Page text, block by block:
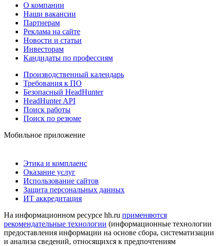
О компании
Наши вакансии
Партнерам
Реклама на сайте
Новости и статьи
Инвесторам
Кандидаты по профессиям
Производственный календарь
Требования к ПО
Безопасный HeadHunter
HeadHunter API
Поиск работы
Поиск по резюме
Мобильное приложение
Этика и комплаенс
Оказание услуг
Использование сайтов
Защита персональных данных
ИТ аккредитация
На информационном ресурсе hh.ru применяются
рекомендательные технологии (информационные технологии
предоставления информации на основе сбора, систематизации
и анализа сведений, относящихся к предпочтениям